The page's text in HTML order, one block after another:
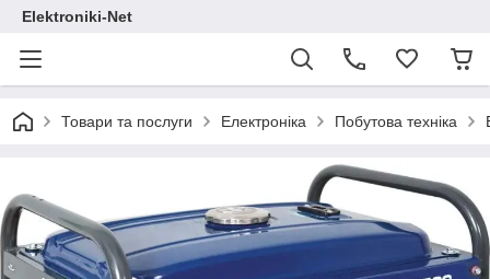
Elektroniki-Net
Товари та послуги Електроніка Побутова техніка